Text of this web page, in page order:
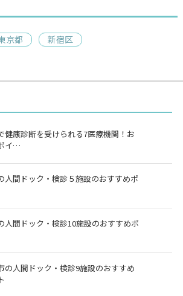
京都 新宿区
健康診断を受けられる7医療機関！お
イ…
人間ドック・検診５施設のおすすめポ
人間ドック・検診10施設のおすすめポ
の人間ドック・検診9施設のおすすめ